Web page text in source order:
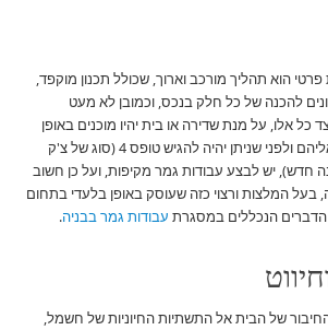
פרטי הוא תהליך מורכב וארוך, שכולל תכנון מוקפד,
להכנה של כל חלק בנכס, וכמובן לא מעט
כל אלו, על מנת שדירה או בית יהיו מוכנים באופן
סופי לכניסה של דיירים אליהם ולפני שניתן יהיה להגיש טופס 4 (סוג של צ'ק
חדש), יש לבצע עבודות גמר מקיפות, ועל כן חשוב
בעל המלצות ורצוי כזה שעוסק באופן בלעדי בתחום
הנכללים במסגרת עבודות גמר בבניה.
של הבית אל התשתיות החיוניות של חשמל,